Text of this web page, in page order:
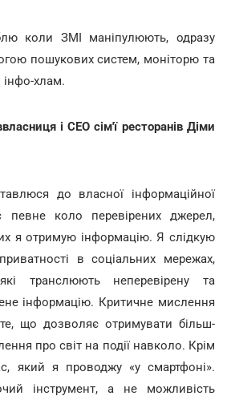
коли ЗМІ маніпулюють, одразу
пошукових систем, моніторю та
інфо-хлам.
і СЕО сім'ї ресторанів Діми
до власної інформаційної
певне коло перевірених джерел,
я отримую інформацію. Я слідкую
в соціальних мережах,
транслюють неперевірену та
інформацію. Критичне мислення
що дозволяє отримувати більш-
про світ на події навколо. Крім
який я проводжу «у смартфоні».
інструмент, а не можливість